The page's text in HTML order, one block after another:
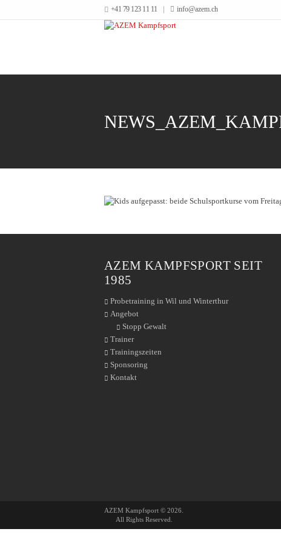
+41 79 123 11 11 info@azem.ch
AZEM KAMPFSPORT SEIT
1985
Probetraining in Wil und Winterthur
Angebot
Stopp Gewalt
Trainer
Trainingszeiten
Sponsoring
Kontakt
AZEM Kampfsport © 2026.
All Rights Reserved.